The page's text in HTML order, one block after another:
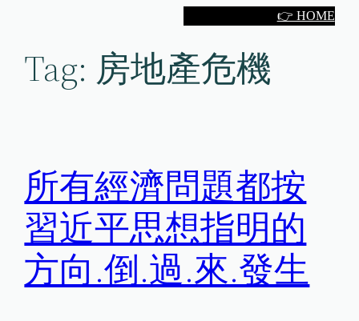
👉 HOME
Tag: 房地產危機
所有經濟問題都按
習近平思想指明的
方向.倒.過.來.發生